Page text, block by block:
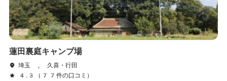
蓮田裏庭キャンプ場
埼玉 , 久喜・行田
4.3（77件の口コミ）